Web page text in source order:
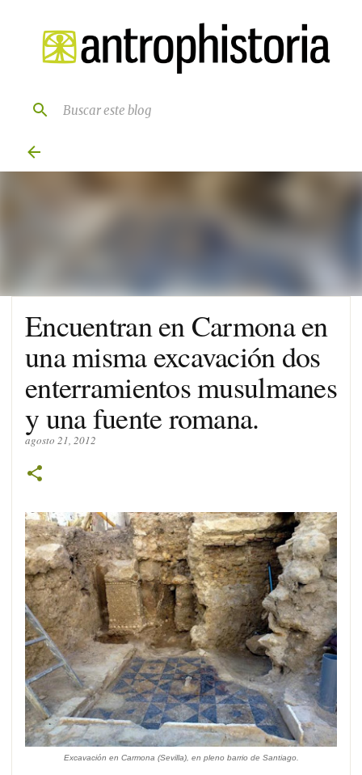
Ir al contenido principal
Encuentran en Carmona en
una misma excavación dos
enterramientos musulmanes
y una fuente romana.
agosto 21, 2012
Excavación en Carmona (Sevilla), en pleno barrio de Santiago.